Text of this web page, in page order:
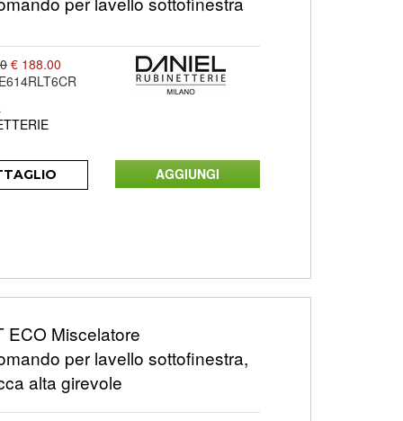
€ 188.00
ECO Miscelatore
per lavello sottofinestra,
alta girevole